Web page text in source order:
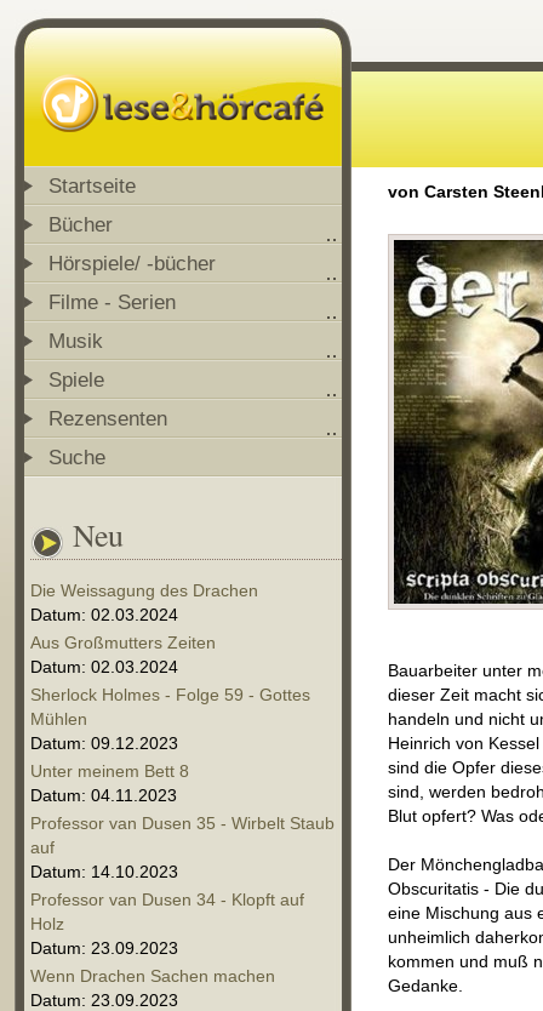
Startseite
Bücher
Hörspiele/ -bücher
Filme - Serien
Musik
Spiele
Rezensenten
Suche
Neu
Die Weissagung des Drachen
Datum: 02.03.2024
Aus Großmutters Zeiten
Datum: 02.03.2024
Sherlock Holmes - Folge 59 - Gottes
Mühlen
Datum: 09.12.2023
Unter meinem Bett 8
Datum: 04.11.2023
Professor van Dusen 35 - Wirbelt Staub
auf
Datum: 14.10.2023
Professor van Dusen 34 - Klopft auf
Holz
Datum: 23.09.2023
Wenn Drachen Sachen machen
Datum: 23.09.2023
von Carsten
Bauarbeiter unter
dieser Zeit macht
handeln und nicht
Heinrich von
sind die Opfer
sind, werden
Blut opfert? Was
Der
Obscuritatis - Die
eine Mischung aus
unheimlich
kommen und muß
Gedanke.